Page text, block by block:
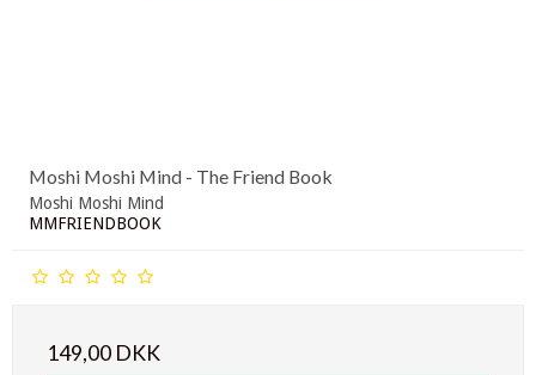
Moshi Moshi Mind - The Friend Book
Moshi Moshi Mind
MMFRIENDBOOK
149,00 DKK